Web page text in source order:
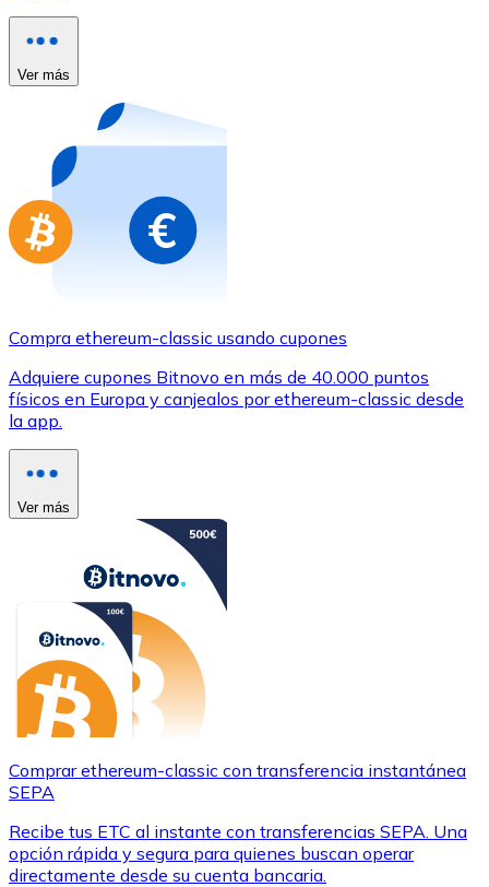
Nuevo
Ir a la tienda de tarjetas regalo
Ver más
Compra ethereum-classic usando cupones
Adquiere cupones Bitnovo en más de 40.000 puntos
físicos en Europa y canjealos por ethereum-classic desde
la app.
Ver más
Comprar ethereum-classic con transferencia instantánea
SEPA
Recibe tus ETC al instante con transferencias SEPA. Una
opción rápida y segura para quienes buscan operar
directamente desde su cuenta bancaria.